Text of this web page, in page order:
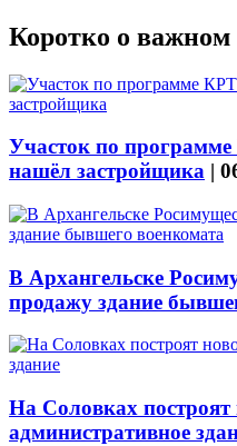
Коротко о важном
Участок по
нашёл застройщика |
В Архангельске
продажу здание
На Соловках построят
административное